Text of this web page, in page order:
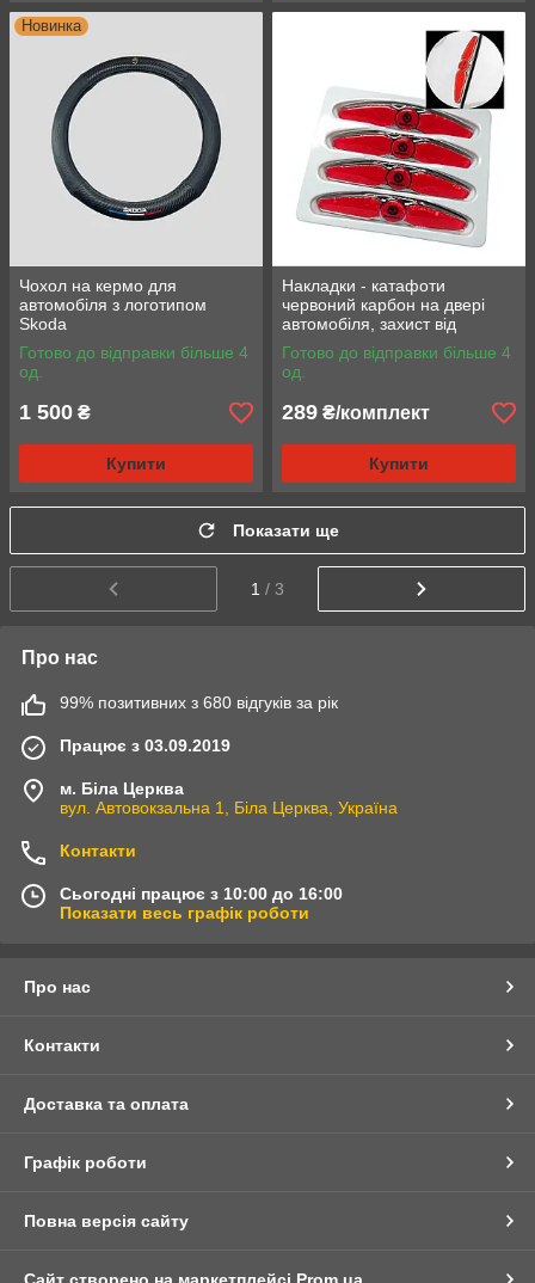
Новинка
Чохол на кермо для
автомобіля з логотипом
Skoda
Готово до відправки більше 4
од.
1 500 ₴
Купити
Накладки - катафоти
червоний карбон на двері
автомобіля, захист від
подряпин та вм'ятин з
логотипом Skoda
Готово до відправки більше 4
од.
289 ₴/комплект
Купити
Показати ще
1 / 3
Про нас
99% позитивних з 680 відгуків за рік
Працює з 03.09.2019
м. Біла Церква
вул. Автовокзальна 1, Біла Церква, Україна
Контакти
Сьогодні працює з 10:00 до 16:00
Показати весь графік роботи
Про нас
Контакти
Доставка та оплата
Графік роботи
Повна версія сайту